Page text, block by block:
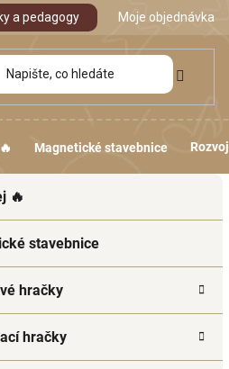
a pedagogy Moje objednávka
Magnetické stavebnice
🔥
stavebnice
hračky
hračky